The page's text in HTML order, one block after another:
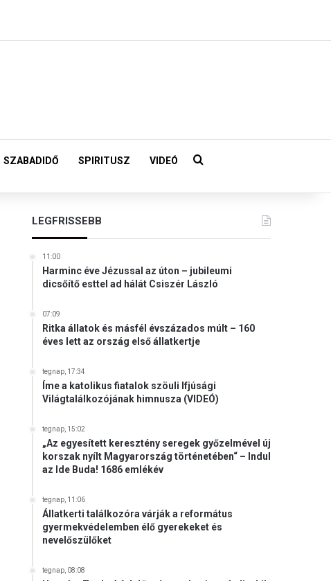
SZABADIDŐ SPIRITUSZ VIDEÓ Keresés:
LEGFRISSEBB
11:00
Harminc éve Jézussal az úton – jubileumi
dicsőítő esttel ad hálát Csiszér László
07:09
Ritka állatok és másfél évszázados múlt – 160
éves lett az ország első állatkertje
tegnap, 17:34
Íme a katolikus fiatalok szöuli Ifjúsági
Világtalálkozójának himnusza (VIDEÓ)
tegnap, 15:02
„Az egyesített keresztény seregek győzelmével új
korszak nyílt Magyarország történetében“ – Indul
az Ide Buda! 1686 emlékév
tegnap, 11:06
Állatkerti találkozóra várják a református
gyermekvédelemben élő gyerekeket és
nevelőszülőket
tegnap, 08:08